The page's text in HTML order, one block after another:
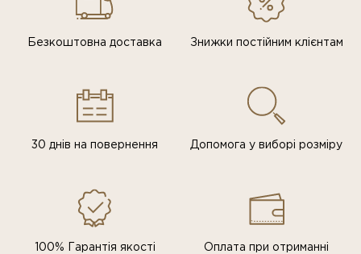
Безкоштовна доставка Знижки постiйним клiєнтам
30 днів на повернення Допомога у виборі розміру
100% Гарантія якості Оплата при отриманні